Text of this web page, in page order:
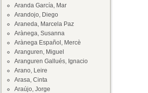
Aranda García, Mar
Arandojo, Diego
Araneda, Marcela Paz
Arànega, Susanna
Arànega Español, Mercè
Aranguren, Miguel
Aranguren Gallués, Ignacio
Arano, Leire
Arasa, Cinta
Araújo, Jorge